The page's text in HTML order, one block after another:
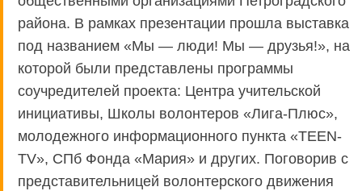
района. В рамках презентации прошла выставка
под названием «Мы — люди! Мы — друзья!», на
которой были представлены программы
соучредителей проекта: Центра учительской
инициативы, Школы волонтеров «Лига-Плюс»,
молодежного информационного пункта «ТEEN-
TV», СПб Фонда «Мария» и других. Поговорив с
представительницей волонтерского движения